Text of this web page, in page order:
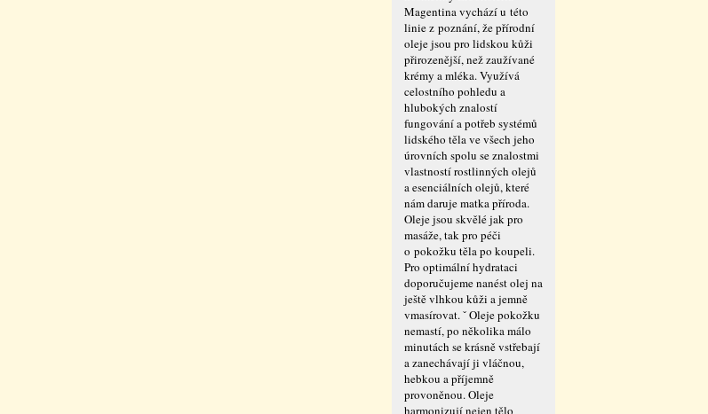
Magentina vychází u této
linie z poznání, že přírodní
oleje jsou pro lidskou kůži
přirozenější, než zaužívané
krémy a mléka. Využívá
celostního pohledu a
hlubokých znalostí
fungování a potřeb systémů
lidského těla ve všech jeho
úrovních spolu se znalostmi
vlastností rostlinných olejů
a esenciálních olejů, které
nám daruje matka příroda.
Oleje jsou skvělé jak pro
masáže, tak pro péči
o pokožku těla po koupeli.
Pro optimální hydrataci
doporučujeme nanést olej na
ještě vlhkou kůži a jemně
vmasírovat. ˇ Oleje pokožku
nemastí, po několika málo
minutách se krásně vstřebají
a zanechávají ji vláčnou,
hebkou a příjemně
provoněnou. Oleje
harmonizují nejen tělo